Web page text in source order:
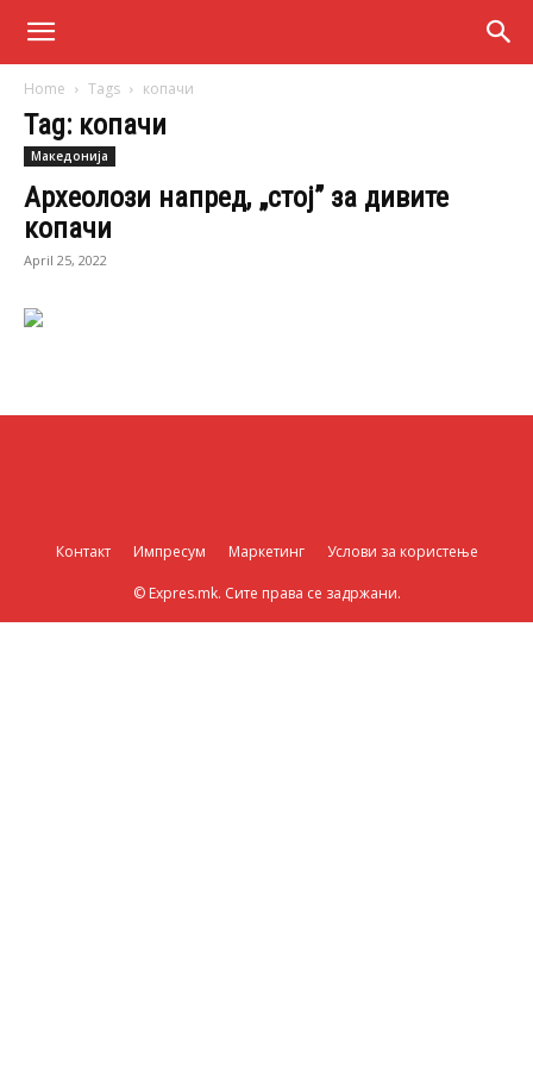
Home Tags копачи
Tag: копачи
Македонија
Археолози напред, „стој” за дивите
копачи
April 25, 2022
Контакт Импресум Маркетинг Услови за користење
© Expres.mk. Сите права се задржани.